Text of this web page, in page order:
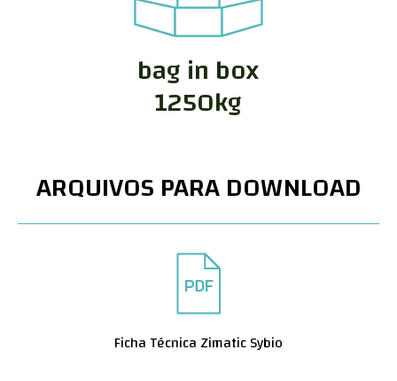
bag in box
1250kg
ARQUIVOS PARA DOWNLOAD
Ficha Técnica Zimatic Sybio